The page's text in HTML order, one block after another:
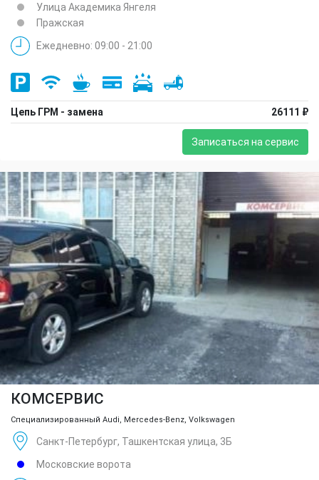
Улица Академика Янгеля
Пражская
Ежедневно: 09:00 - 21:00
Цепь ГРМ - замена 26111 ₽
Записаться на сервис
КОМСЕРВИС
Специализированный Audi, Mercedes-Benz, Volkswagen
Санкт-Петербург, Ташкентская улица, 3Б
Московские ворота